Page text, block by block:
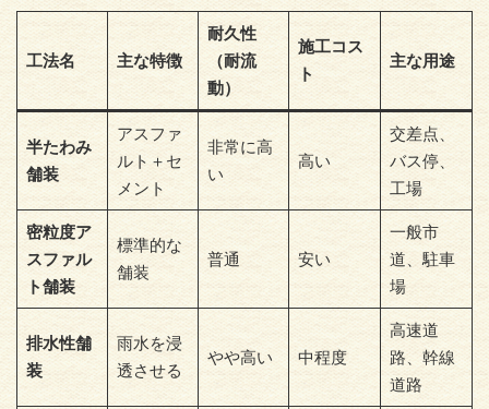
工法名 主な特徴
耐久性
（耐流
動）
施工コス
ト
主な用途
半たわみ
舗装
アスファ
ルト＋セ
メント
非常に高
い
高い
交差点、
バス停、
工場
密粒度ア
スファル
ト舗装
標準的な
舗装
普通 安い
一般市
道、駐車
場
排水性舗
装
雨水を浸
透させる
やや高い 中程度
高速道
路、幹線
道路